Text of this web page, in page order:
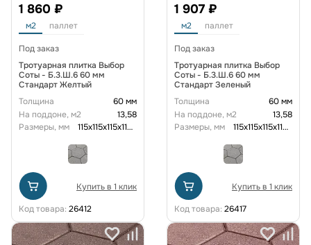
1 860 ₽
м2 паллет
Под заказ
Тротуарная плитка Выбор
Соты - Б.3.Ш.6 60 мм
Стандарт Желтый
Толщина
60 мм
На поддоне, м2
13,58
Размеры, мм
115x115x115x115x115x115x60
Купить в 1 клик
Код товара: 26412
1 907 ₽
м2 паллет
Под заказ
Тротуарная плитка Выбор
Соты - Б.3.Ш.6 60 мм
Стандарт Зеленый
Толщина
60 мм
На поддоне, м2
13,58
Размеры, мм
115x115x115x115x115x115x60
Купить в 1 клик
Код товара: 26417